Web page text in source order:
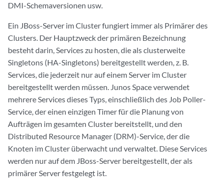
DMI-Schemaversionen usw.
Ein JBoss-Server im Cluster fungiert immer als Primärer des
Clusters. Der Hauptzweck der primären Bezeichnung
besteht darin, Services zu hosten, die als clusterweite
Singletons (HA-Singletons) bereitgestellt werden, z. B.
Services, die jederzeit nur auf einem Server im Cluster
bereitgestellt werden müssen. Junos Space verwendet
mehrere Services dieses Typs, einschließlich des Job Poller-
Service, der einen einzigen Timer für die Planung von
Aufträgen im gesamten Cluster bereitstellt, und den
Distributed Resource Manager (DRM)-Service, der die
Knoten im Cluster überwacht und verwaltet. Diese Services
werden nur auf dem JBoss-Server bereitgestellt, der als
primärer Server festgelegt ist.